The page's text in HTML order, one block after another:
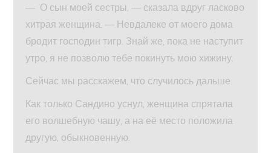
— О сын моей сестры, — сказала вдруг ласково
хитрая женщина. — Невдалеке от моего дома
бродит господин тигр. Знай же, пока не наступит
утро, я не позволю тебе покинуть мою хижину.
Сейчас мы расскажем, что случилось дальше.
Как только Сандино уснул, женщина спрятала
его волшебную чашу, а на её место положила
другую, обыкновенную.